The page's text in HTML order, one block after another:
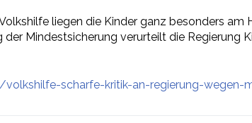
liegen die Kinder ganz besonders
der Mindestsicherung verurteilt die
scharfe-kritik-an-regierung-wegen-